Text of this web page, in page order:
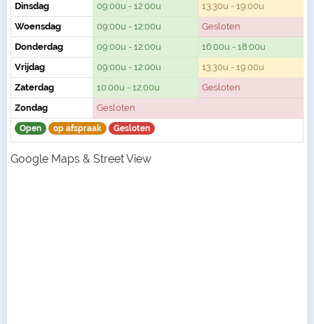
Dinsdag
09:00u - 12:00u
13:30u - 19:00u
Woensdag
09:00u - 12:00u
Gesloten
Donderdag
09:00u - 12:00u
16:00u - 18:00u
Vrijdag
09:00u - 12:00u
13:30u - 19:00u
Zaterdag
10:00u - 12:00u
Gesloten
Zondag
Gesloten
Open op afspraak Gesloten
Google Maps & Street View